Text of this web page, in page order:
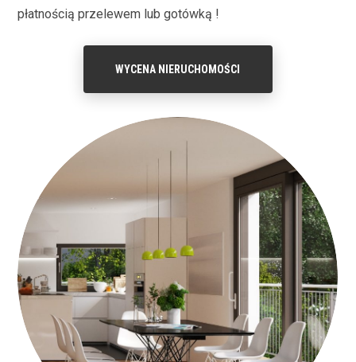
płatnością przelewem lub gotówką !
WYCENA NIERUCHOMOŚCI